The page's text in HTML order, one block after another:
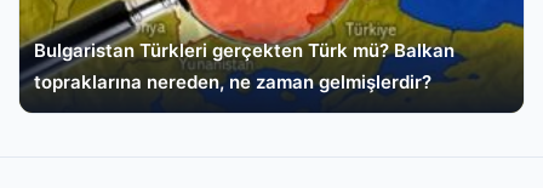
Bulgaristan Türkleri gerçekten Türk mü? Balkan
topraklarına nereden, ne zaman gelmişlerdir?